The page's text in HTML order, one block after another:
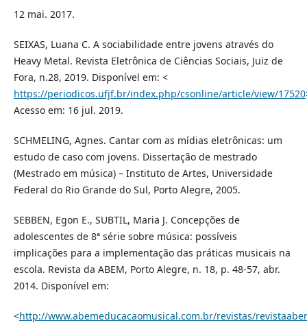
12 mai. 2017.
SEIXAS, Luana C. A sociabilidade entre jovens através do
Heavy Metal. Revista Eletrônica de Ciências Sociais, Juiz de
Fora, n.28, 2019. Disponível em: <
https://periodicos.ufjf.br/index.php/csonline/article/view/17520
Acesso em: 16 jul. 2019.
SCHMELING, Agnes. Cantar com as mídias eletrônicas: um
estudo de caso com jovens. Dissertação de mestrado
(Mestrado em música) – Instituto de Artes, Universidade
Federal do Rio Grande do Sul, Porto Alegre, 2005.
SEBBEN, Egon E., SUBTIL, Maria J. Concepções de
adolescentes de 8ª série sobre música: possíveis
implicações para a implementação das práticas musicais na
escola. Revista da ABEM, Porto Alegre, n. 18, p. 48-57, abr.
2014. Disponível em:
<http://www.abemeducacaomusical.com.br/revistas/